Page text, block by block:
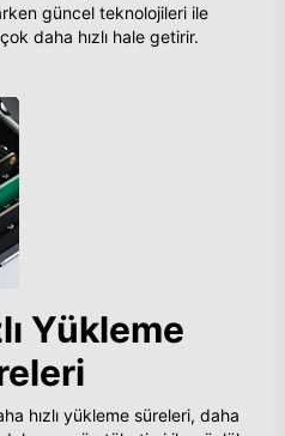
güncel teknolojileri ile
daha hızlı hale getirir.
Yükleme
hızlı yükleme süreleri, daha